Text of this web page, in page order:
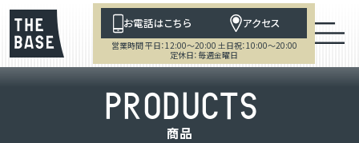
お電話はこちら アクセス
営業時間 平日：12:00～20:00 土日祝：10:00～20:00
定休日：毎週金曜日
PRODUCTS
商品